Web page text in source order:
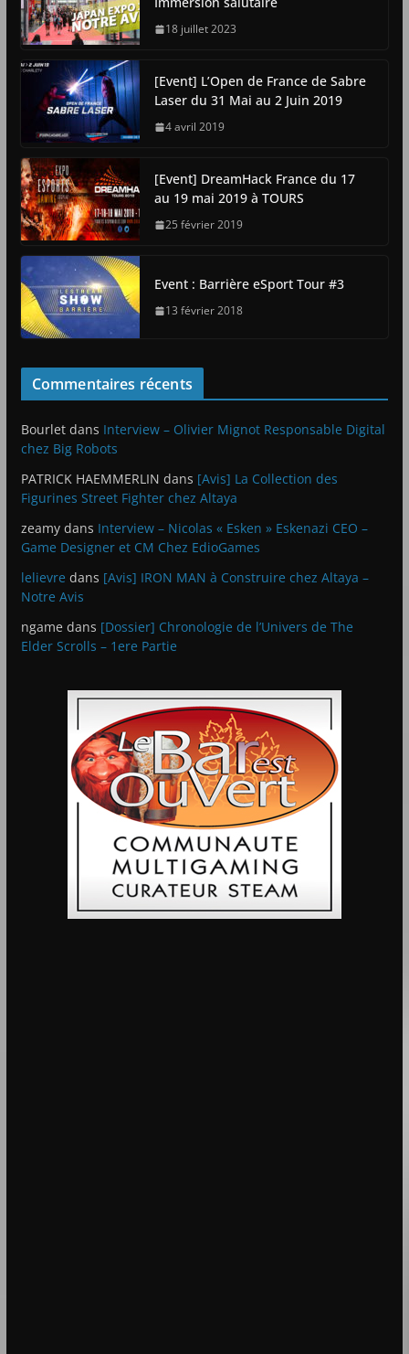
18 juillet 2023
[Event] L’Open de France de Sabre
Laser du 31 Mai au 2 Juin 2019
4 avril 2019
[Event] DreamHack France du 17
au 19 mai 2019 à TOURS
25 février 2019
Event : Barrière eSport Tour #3
13 février 2018
Commentaires récents
Bourletdans Interview – Olivier Mignot Responsable Digital
chez Big Robots
PATRICK HAEMMERLIN dans [Avis] La Collection des
Figurines Street Fighter chez Altaya
zeamydans Interview – Nicolas « Esken » Eskenazi CEO –
Game Designer et CM Chez EdioGames
lelievre dans [Avis] IRON MAN à Construire chez Altaya –
Notre Avis
ngame dans [Dossier] Chronologie de l’Univers de The
Elder Scrolls – 1ere Partie